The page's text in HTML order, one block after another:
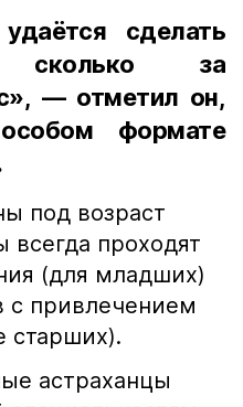
сделать
за
— отметил он,
формате
под возраст
всегда проходят
(для младших)
с привлечением
старших).
астраханцы